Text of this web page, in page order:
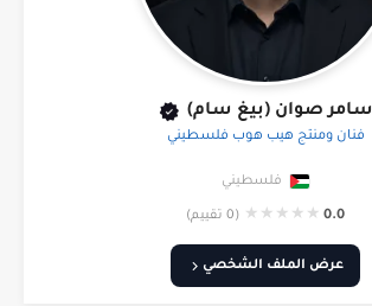
سامر صوان (بيغ سام)
فنان ومنتج هيب هوب فلسطيني
فلسطيني
0.0
★
★
★
★
★ (0 تقييم)
عرض الملف الشخصي